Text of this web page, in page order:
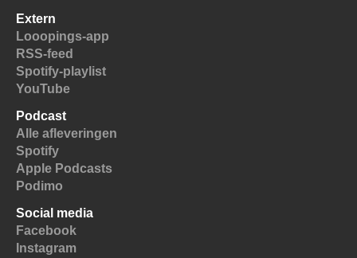
Extern
Looopings-app
RSS-feed
Spotify-playlist
YouTube
Podcast
Alle afleveringen
Spotify
Apple Podcasts
Podimo
Social media
Facebook
Instagram